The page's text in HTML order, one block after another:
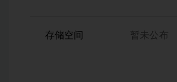
存储空间 暂未公布